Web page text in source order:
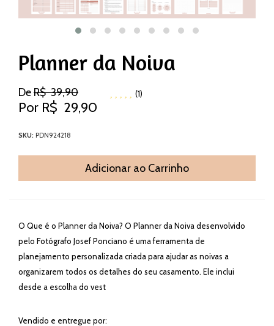
Planner da Noiva
DeR$39,90
Por R$ 29,90
(1)
SKU: PDN924218
Adicionar ao Carrinho
O Que é o Planner da Noiva? O Planner da Noiva desenvolvido
pelo Fotógrafo Josef Ponciano é uma ferramenta de
planejamento personalizada criada para ajudar as noivas a
organizarem todos os detalhes do seu casamento. Ele inclui
desde a escolha do vest
Vendido e entregue por: